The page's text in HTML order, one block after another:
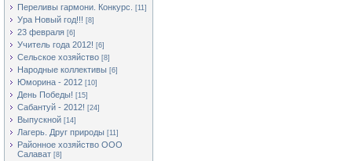
Переливы гармони. Конкурс. [11]
Ура Новый год!!! [8]
23 февраля [6]
Учитель года 2012! [6]
Сельское хозяйство [8]
Народные коллективы [6]
Юморина - 2012 [10]
День Победы! [15]
Сабантуй - 2012! [24]
Выпускной [14]
Лагерь. Друг природы [11]
Районное хозяйство ООО
Салават [8]